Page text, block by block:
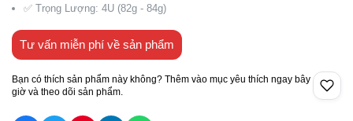
✅ Trọng Lượng: 4U (82g - 84g)
Tư vấn miễn phí về sản phẩm
Bạn có thích sản phẩm này không? Thêm vào mục yêu thích ngay bây
giờ và theo dõi sản phẩm.